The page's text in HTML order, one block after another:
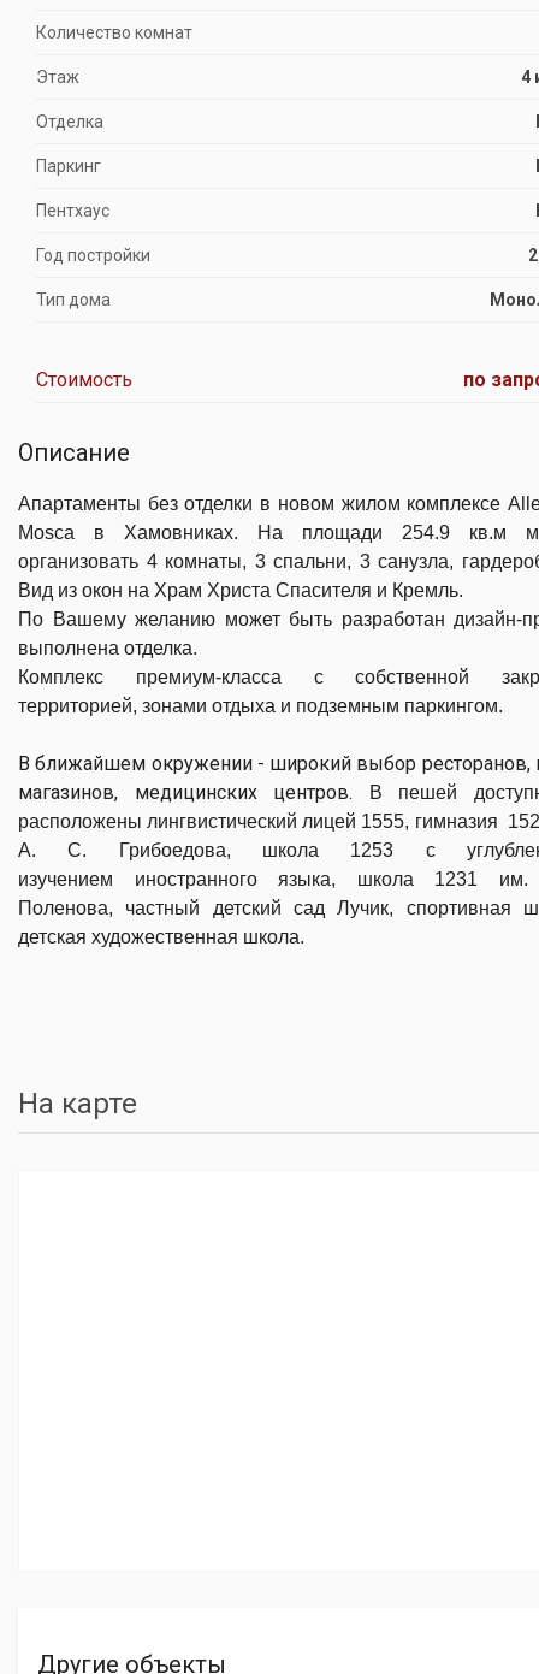
Количество комнат
Этаж 4
Отделка
Паркинг
Пентхаус
Год постройки
Тип дома
Стоимость по
Описание
Апартаменты без отделки в новом жилом комплексе
Mosca в Хамовниках. На площади 254.9 кв.м
организовать 4 комнаты, 3 спальни, 3 санузла,
Вид из окон на Храм Христа Спасителя и Кремль.
По Вашему желанию может быть разработан дизайн-
выполнена отделка.
Комплекс премиум-класса с собственной
территорией, зонами отдыха и подземным паркингом.
В ближайшем окружении - широкий выбор ресторанов,
магазинов, медицинских центров.
В пешей
расположены лингвистический лицей 1555, гимназия
А. С. Грибоедова, школа 1253 с
изучением иностранного языка, школа 1231
Поленова, частный детский сад Лучик, спортивная
детская художественная школа.
На карте
Другие объекты